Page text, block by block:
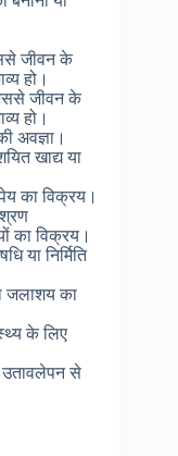
जीवन के
हो।
जीवन के
हो।
अवज्ञा।
खाद्य या
का विक्रय।
का विक्रय।
या निर्मिति
जलाशय का
के लिए
उतावलेपन से